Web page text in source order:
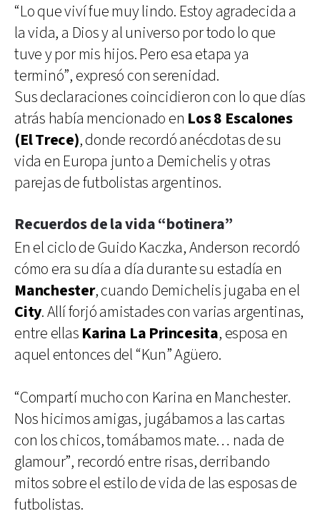
“Lo que viví fue muy lindo. Estoy agradecida a
la vida, a Dios y al universo por todo lo que
tuve y por mis hijos. Pero esa etapa ya
terminó”, expresó con serenidad.
Sus declaraciones coincidieron con lo que días
atrás había mencionado en Los 8 Escalones
(El Trece), donde recordó anécdotas de su
vida en Europa junto a Demichelis y otras
parejas de futbolistas argentinos.
Recuerdos de la vida “botinera”
En el ciclo de Guido Kaczka, Anderson recordó
cómo era su día a día durante su estadía en
Manchester, cuando Demichelis jugaba en el
City. Allí forjó amistades con varias argentinas,
entre ellas Karina La Princesita, esposa en
aquel entonces del “Kun” Agüero.
“Compartí mucho con Karina en Manchester.
Nos hicimos amigas, jugábamos a las cartas
con los chicos, tomábamos mate… nada de
glamour”, recordó entre risas, derribando
mitos sobre el estilo de vida de las esposas de
futbolistas.